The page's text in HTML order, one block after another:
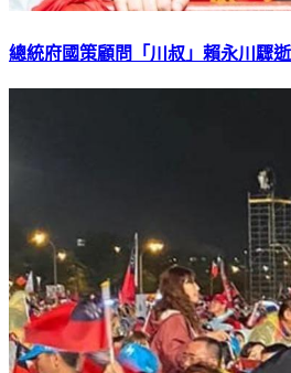
總統府國策顧問「川叔」賴永川驟